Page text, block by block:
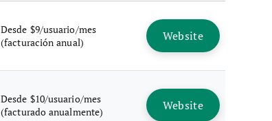
Desde $9/usuario/mes
(facturación anual)
Website
Desde $10/usuario/mes
(facturado anualmente)
Website